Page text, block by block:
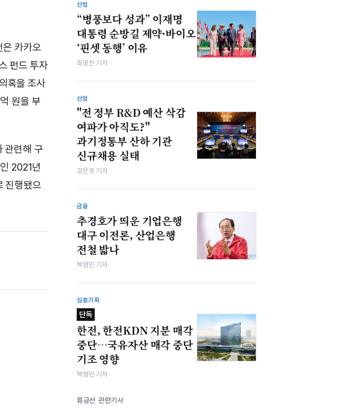
은 카카오
펀드 투자
혹을 조사
원을 부
관련해 구
2021년
진행됐으
산업
“병풍보다 성과” 이재명
대통령 순방길 제약·바이오
‘핀셋 동행’ 이유
최영찬 기자
산업
"전 정부 R&D 예산 삭감
여파가 아직도?"
과기정통부 산하 기관
신규채용 실태
강은경 기자
금융
추경호가 띄운 기업은행
대구 이전론, 산업은행
전철 밟나
박형민 기자
심층기획
단독
한전, 한전KDN 지분 매각
중단…국유자산 매각 중단
기조 영향
박형민 기자
류긍선 관련기사